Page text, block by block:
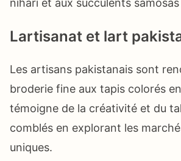
nihari et aux succulents
Lartisanat et lart
Les artisans pakistanais sont
broderie fine aux tapis colorés
témoigne de la créativité et du
comblés en explorant les
uniques.